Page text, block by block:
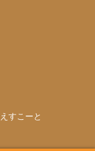
すこーと